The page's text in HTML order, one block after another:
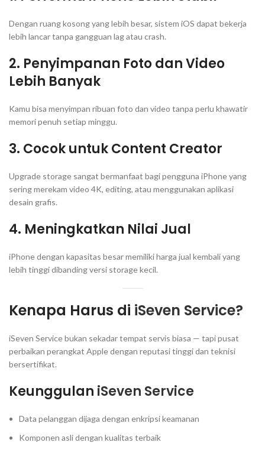
Dengan ruang kosong yang lebih besar, sistem iOS dapat bekerja
lebih lancar tanpa gangguan lag atau crash.
2. Penyimpanan Foto dan Video
Lebih Banyak
Kamu bisa menyimpan ribuan foto dan video tanpa perlu khawatir
memori penuh setiap minggu.
3. Cocok untuk Content Creator
Upgrade storage sangat bermanfaat bagi pengguna iPhone yang
sering merekam video 4K, editing, atau menggunakan aplikasi
desain grafis.
4. Meningkatkan Nilai Jual
iPhone dengan kapasitas besar memiliki harga jual kembali yang
lebih tinggi dibanding versi storage kecil.
Kenapa Harus di iSeven Service?
iSeven Service bukan sekadar tempat servis biasa — tapi pusat
perbaikan perangkat Apple dengan reputasi tinggi dan teknisi
bersertifikat.
Keunggulan iSeven Service
Data pelanggan dijaga dengan enkripsi keamanan
Komponen asli dengan kualitas terbaik